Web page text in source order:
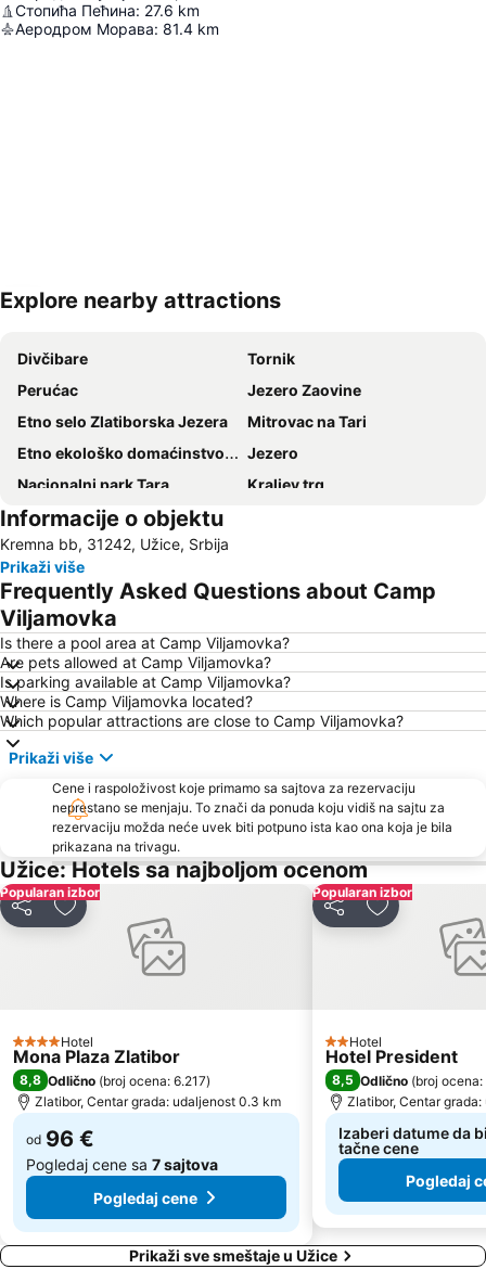
Стопића Пећина: 27.6 km
Аеродром Морава: 81.4 km
Explore nearby attractions
Divčibare
Tornik
Perućac
Jezero Zaovine
Etno selo Zlatiborska Jezera
Mitrovac na Tari
Etno ekološko domaćinstvo Skok po skok
Jezero
Nacionalni park Tara
Kraljev trg
Beli Dvor
Etno selo Vrhpolje
Šarganska osmica
Jelova gora
Staro Selo Sirogojno
Kulturno leto na Zlatiboru
Gradski stadion
Informacije o objektu
Kremna bb, 31242, Užice, Srbija
Prikaži više
Frequently Asked Questions about Camp
Viljamovka
Is there a pool area at Camp Viljamovka?
Are pets allowed at Camp Viljamovka?
Is parking available at Camp Viljamovka?
Where is Camp Viljamovka located?
Which popular attractions are close to Camp Viljamovka?
Prikaži više
Cene i raspoloživost koje primamo sa sajtova za rezervaciju
neprestano se menjaju. To znači da ponuda koju vidiš na sajtu za
rezervaciju možda neće uvek biti potpuno ista kao ona koja je bila
prikazana na trivagu.
Užice: Hotels sa najboljom ocenom
Popularan izbor
Deli Dodati u favorite
4 Zvezdice
Hotel
Mona Plaza Zlatibor
8,8 Odlično (broj ocena: 6.217)
Zlatibor, Centar grada: udaljenost 0.3 km
od 96 €
Pogledaj cene sa 7 sajtova
Pogledaj cene
Popularan izbor
Deli Dodati u
2 Zvezdice
Hotel
Hotel President
8,5 Odlično (broj ocena:
Zlatibor, Centar
Izaberi datume da
tačne cene
Pogledaj
Prikaži sve smeštaje u Užice